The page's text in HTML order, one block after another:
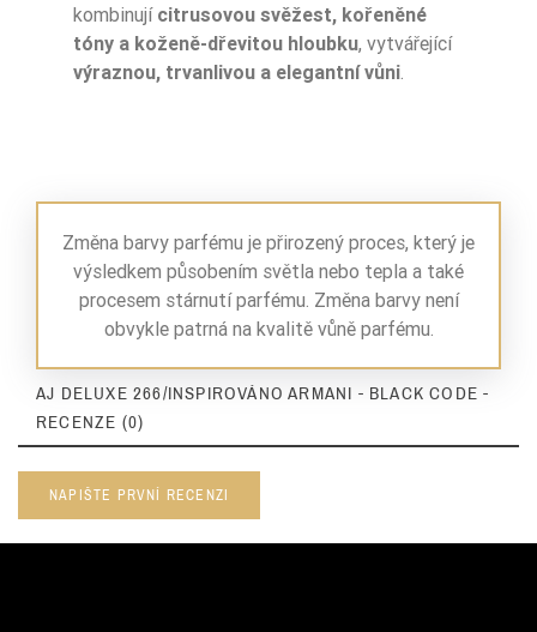
kombinují citrusovou svěžest, kořeněné
tóny a koženě-dřevitou hloubku, vytvářející
výraznou, trvanlivou a elegantní vůni.
Změna barvy parfému je přirozený proces, který je
výsledkem působením světla nebo tepla a také
procesem stárnutí parfému. Změna barvy není
obvykle patrná na kvalitě vůně parfému.
AJ DELUXE 266/INSPIROVÁNO ARMANI - BLACK CODE -
RECENZE (0)
NAPIŠTE PRVNÍ RECENZI